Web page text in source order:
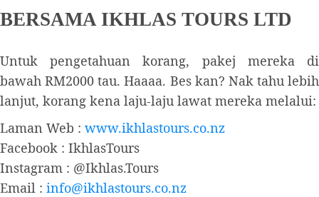
BERSAMA IKHLAS TOURS LTD
Untuk pengetahuan korang, pakej mereka di
bawah RM2000 tau. Haaaa. Bes kan? Nak tahu lebih
lanjut, korang kena laju-laju lawat mereka melalui:
Laman Web : www.ikhlastours.co.nz
Facebook : IkhlasTours
Instagram : @Ikhlas.Tours
Email : info@ikhlastours.co.nz